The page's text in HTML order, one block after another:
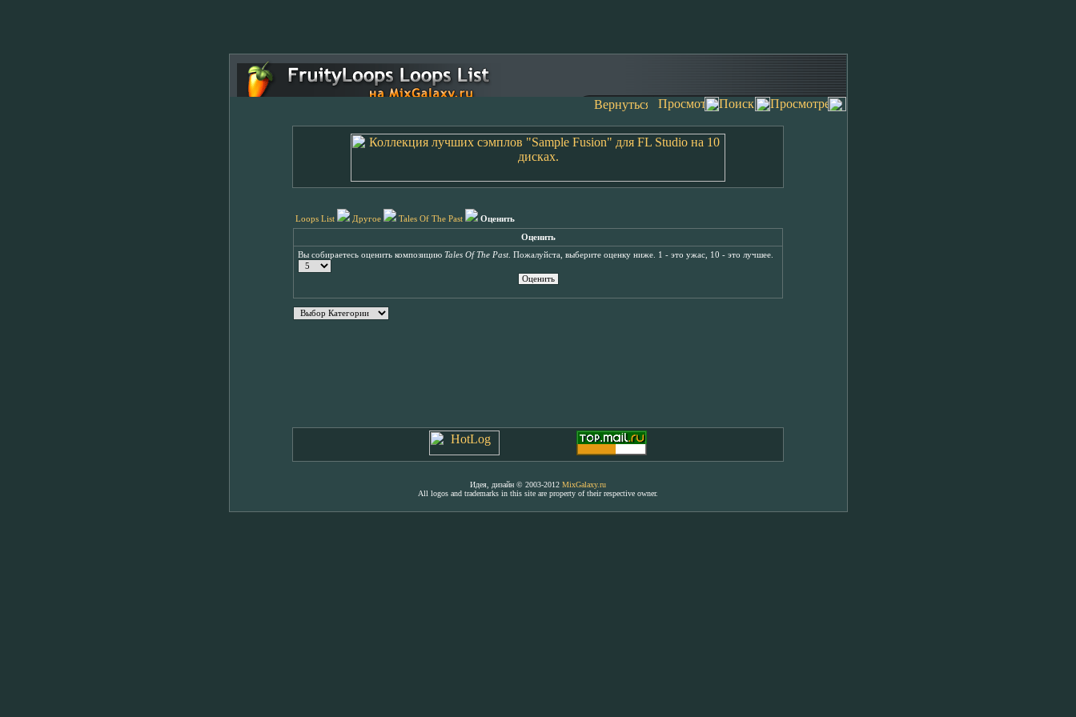
Loops List Другое Tales Of The Past Оценить
Оценить
Вы собираетесь оценить композицию Tales Of The Past. Пожалуйста, выберите оценку ниже. 1 - это ужас, 10 - это лучшее.
Идея, дизайн © 2003-2012 MixGalaxy.ru
All logos and trademarks in this site are property of their respective owner.